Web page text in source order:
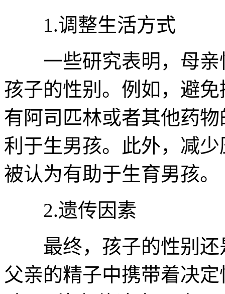
1.调整生活方式
一些研究表明，母亲
孩子的性别。例如，避
有阿司匹林或者其他药
利于生男孩。此外，减
被认为有助于生育男孩。
2.遗传因素
最终，孩子的性别还
父亲的精子中携带着决